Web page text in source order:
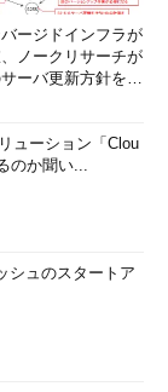
ージドインフラが
ノークリサーチが
ーバ更新方針を調
ューション「Clou
のか聞い...
シュのスタートア